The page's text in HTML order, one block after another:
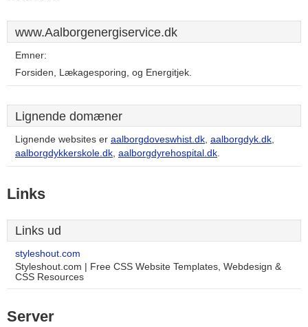
www.Aalborgenergiservice.dk
Emner:
Forsiden, Lækagesporing, og Energitjek.
Lignende domæner
Lignende websites er aalborgdoveswhist.dk, aalborgdyk.dk,
aalborgdykkerskole.dk, aalborgdyrehospital.dk.
Links
Links ud
styleshout.com
Styleshout.com | Free CSS Website Templates, Webdesign &
CSS Resources
Server